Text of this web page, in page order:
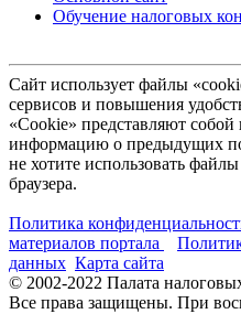
Обучение налоговых
Сайт использует файлы
сервисов и повышения
«Cookie» представляют
информацию о предыдущих
не хотите использовать
браузера.
Политика
материалов портала
данных Карта сайта
© 2002-2022 Палата
Все права защищены. При